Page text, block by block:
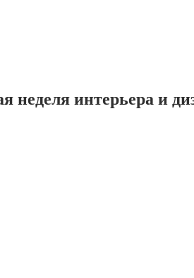
неделя интерьера и